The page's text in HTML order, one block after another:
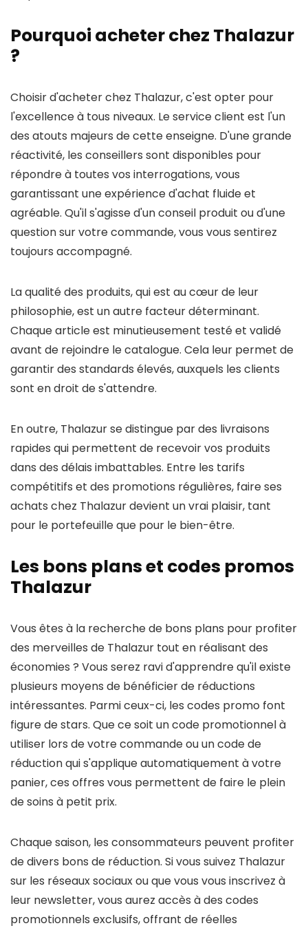
Pourquoi acheter chez Thalazur
?
Choisir d'acheter chez Thalazur, c'est opter pour
l'excellence à tous niveaux. Le service client est l'un
des atouts majeurs de cette enseigne. D'une grande
réactivité, les conseillers sont disponibles pour
répondre à toutes vos interrogations, vous
garantissant une expérience d'achat fluide et
agréable. Qu'il s'agisse d'un conseil produit ou d'une
question sur votre commande, vous vous sentirez
toujours accompagné.
La qualité des produits, qui est au cœur de leur
philosophie, est un autre facteur déterminant.
Chaque article est minutieusement testé et validé
avant de rejoindre le catalogue. Cela leur permet de
garantir des standards élevés, auxquels les clients
sont en droit de s'attendre.
En outre, Thalazur se distingue par des livraisons
rapides qui permettent de recevoir vos produits
dans des délais imbattables. Entre les tarifs
compétitifs et des promotions régulières, faire ses
achats chez Thalazur devient un vrai plaisir, tant
pour le portefeuille que pour le bien-être.
Les bons plans et codes promos
Thalazur
Vous êtes à la recherche de bons plans pour profiter
des merveilles de Thalazur tout en réalisant des
économies ? Vous serez ravi d'apprendre qu'il existe
plusieurs moyens de bénéficier de réductions
intéressantes. Parmi ceux-ci, les codes promo font
figure de stars. Que ce soit un code promotionnel à
utiliser lors de votre commande ou un code de
réduction qui s'applique automatiquement à votre
panier, ces offres vous permettent de faire le plein
de soins à petit prix.
Chaque saison, les consommateurs peuvent profiter
de divers bons de réduction. Si vous suivez Thalazur
sur les réseaux sociaux ou que vous vous inscrivez à
leur newsletter, vous aurez accès à des codes
promotionnels exclusifs, offrant de réelles